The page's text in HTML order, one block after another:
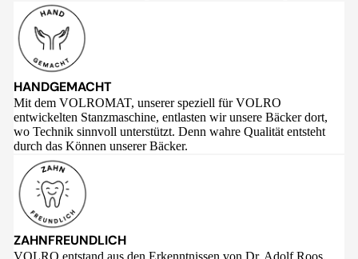
HANDGEMACHT
Mit dem VOLROMAT, unserer speziell für VOLRO
entwickelten Stanzmaschine, entlasten wir unsere Bäcker dort,
wo Technik sinnvoll unterstützt. Denn wahre Qualität entsteht
durch das Können unserer Bäcker.
ZAHNFREUNDLICH
VOLRO entstand aus den Erkenntnissen von Dr. Adolf Roos,